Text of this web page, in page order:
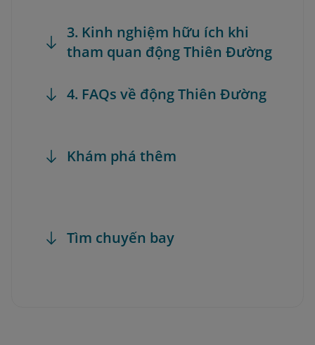
3. Kinh nghiệm hữu ích khi
tham quan động Thiên Đường
4. FAQs về động Thiên Đường
Khám phá thêm
Tìm chuyến bay